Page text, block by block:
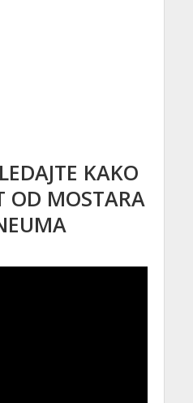
KAKO
OD MOSTARA